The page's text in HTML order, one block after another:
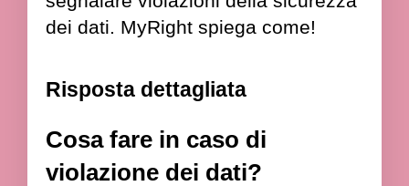
dei dati. MyRight spiega come!
Risposta dettagliata
Cosa fare in caso di
violazione dei dati?